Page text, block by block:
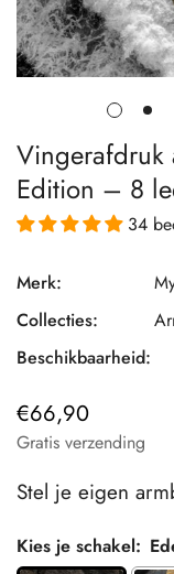
Edition – 8
34
Merk:
Collecties:
Beschikbaarheid:
Normale
prijs
€66,90
Gratis verzending
Stel je eigen
Kies je schakel: